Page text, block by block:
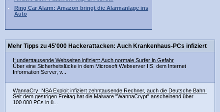
Ring Car Alarm: Amazon bringt die Alarmanlage ins
Auto
Mehr Tipps zu 45'000 Hackerattacken: Auch Krankenhaus-PCs infiziert
Hunderttausende Webseiten infiziert: Auch normale Surfer in Gefahr
Über eine Sicherheitslücke in dem Microsoft Webserver IIS, dem Internet
Information Server, v...
WannaCry: NSA Exploit infiziert zehntausende Rechner, auch die Deutsche Bahn!
Seit dem gestrigen Freitag hat die Malware "WannaCrypt" anscheinend über
100.000 PCs in ü...